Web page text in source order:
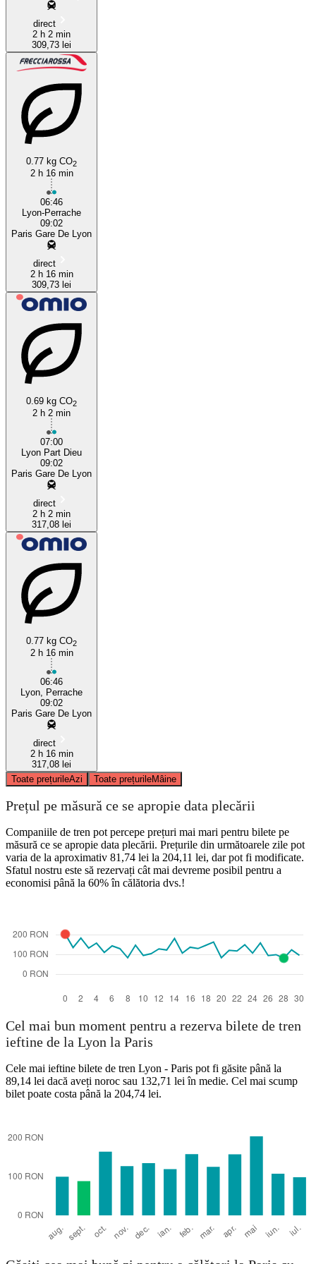
direct
2 h 2 min
309,73 lei
0.77 kg CO2
2 h 16 min
06:46
Lyon-Perrache
09:02
Paris Gare De Lyon
direct
2 h 16 min
309,73 lei
0.69 kg CO2
2 h 2 min
07:00
Lyon Part Dieu
09:02
Paris Gare De Lyon
direct
2 h 2 min
317,08 lei
0.77 kg CO2
2 h 16 min
06:46
Lyon, Perrache
09:02
Paris Gare De Lyon
direct
2 h 16 min
317,08 lei
Toate prețurileAzi Toate prețurileMâine
Prețul pe măsură ce se apropie data plecării
Companiile de tren pot percepe prețuri mai mari pentru bilete pe
măsură ce se apropie data plecării. Prețurile din următoarele zile pot
varia de la aproximativ 81,74 lei la 204,11 lei, dar pot fi modificate.
Sfatul nostru este să rezervați cât mai devreme posibil pentru a
economisi până la 60% în călătoria dvs.!
Cel mai bun moment pentru a rezerva bilete de tren
ieftine de la Lyon la Paris
Cele mai ieftine bilete de tren Lyon - Paris pot fi găsite până la
89,14 lei dacă aveți noroc sau 132,71 lei în medie. Cel mai scump
bilet poate costa până la 204,74 lei.